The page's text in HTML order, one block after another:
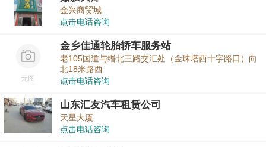
金兴商贸城
点击电话咨询
无图
金乡佳通轮胎轿车服务站
老105国道与缗北三路交汇处（金珠塔西十字路口）向
北18米路西
点击电话咨询
山东汇友汽车租赁公司
天星大厦
点击电话咨询